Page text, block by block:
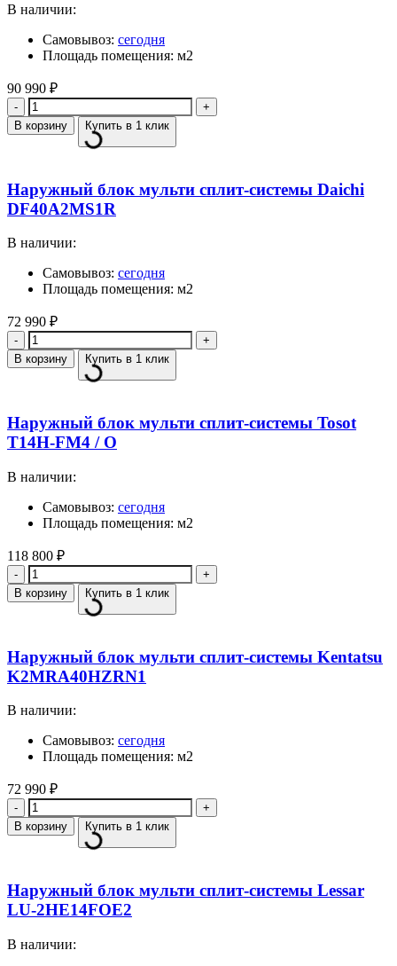
В наличии:
Самовывоз: сегодня
Площадь помещения: м2
90 990 ₽
Количество
В корзину Купить в 1 клик
Наружный блок мульти сплит-системы Daichi
DF40A2MS1R
В наличии:
Самовывоз: сегодня
Площадь помещения: м2
72 990 ₽
Количество
В корзину Купить в 1 клик
Наружный блок мульти сплит-системы Tosot
T14H-FM4 / O
В наличии:
Самовывоз: сегодня
Площадь помещения: м2
118 800 ₽
Количество
В корзину Купить в 1 клик
Наружный блок мульти сплит-системы Kentatsu
K2MRA40HZRN1
В наличии:
Самовывоз: сегодня
Площадь помещения: м2
72 990 ₽
Количество
В корзину Купить в 1 клик
Наружный блок мульти сплит-системы Lessar
LU-2HE14FOE2
В наличии: